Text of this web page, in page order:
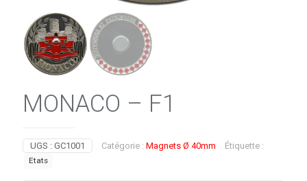
MONACO – F1
UGS : GC1001 Catégorie : Magnets Ø 40mm Étiquette :
Etats